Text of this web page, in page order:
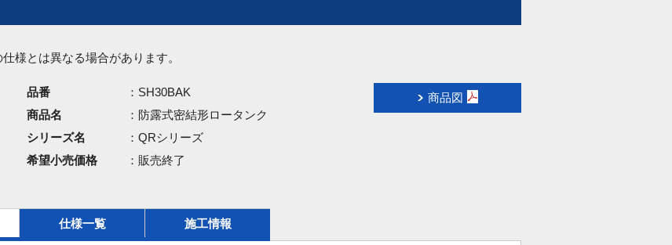
様とは異なる場合があります。
品番
：SH30BAK
商品名
：防露式密結形ロータンク
シリーズ名
：QRシリーズ
希望小売価格
：販売終了
商品図
仕様一覧 施工情報